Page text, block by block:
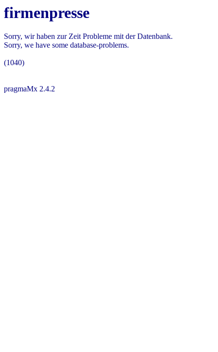
firmenpresse
Sorry, wir haben zur Zeit Probleme mit der Datenbank.
Sorry, we have some database-problems.
(1040)
pragmaMx 2.4.2